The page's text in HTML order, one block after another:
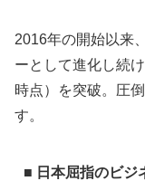
2016年の開始以来
ーとして進化し続
時点）を突破。圧
す。
■ 日本屈指のビジ